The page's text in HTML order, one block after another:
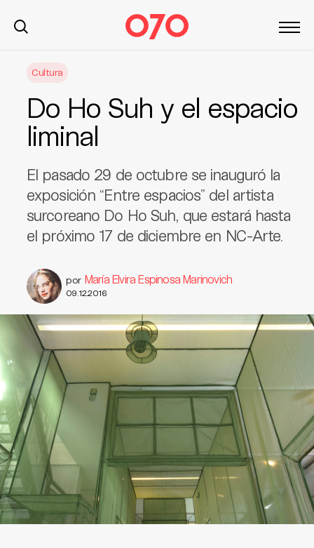
Cultura
Do Ho Suh y el espacio
liminal
El pasado 29 de octubre se inauguró la
exposición “Entre espacios” del artista
surcoreano Do Ho Suh, que estará hasta
el próximo 17 de diciembre en NC-Arte.
por María Elvira Espinosa Marinovich
09.12.2016